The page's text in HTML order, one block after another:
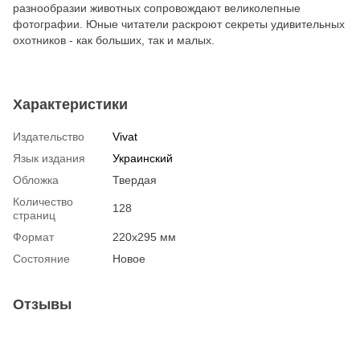
разнообразии животных сопровождают великолепные
фотографии. Юные читатели раскроют секреты удивительных
охотников - как больших, так и малых.
Характеристики
Издательство
Vivat
Язык издания
Украинский
Обложка
Твердая
Количество
страниц
128
Формат
220x295 мм
Состояние
Новое
Отзывы